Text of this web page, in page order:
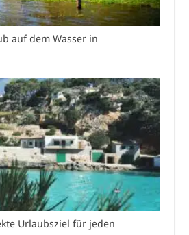
auf dem Wasser in
Urlaubsziel für jeden